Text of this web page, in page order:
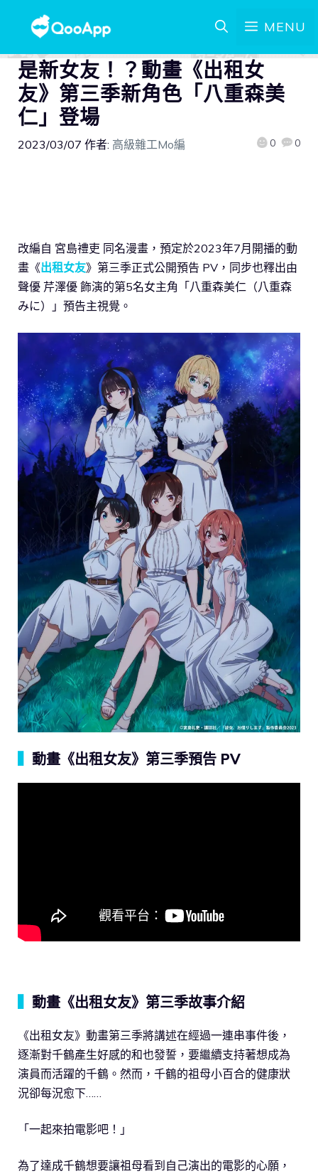
MENU
是新女友！？動畫《出租女
友》第三季新角色「八重森美
仁」登場
2023/03/07 作者: 高級雜工Mo編 0 0
改編自 宮島禮吏 同名漫畫，預定於2023年7月開播的動
畫《出租女友》第三季正式公開預告 PV，同步也釋出由
聲優 芹澤優 飾演的第5名女主角「八重森美仁（八重森
みに）」預告主視覺。
動畫《出租女友》第三季預告 PV
動畫《出租女友》第三季故事介紹
《出租女友》動畫第三季將講述在經過一連串事件後，
逐漸對千鶴產生好感的和也發誓，要繼續支持著想成為
演員而活躍的千鶴。然而，千鶴的祖母小百合的健康狀
況卻每況愈下……
「一起來拍電影吧！」
為了達成千鶴想要讓祖母看到自己演出的電影的心願，